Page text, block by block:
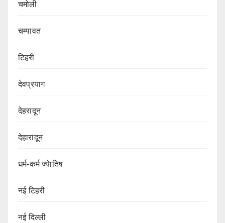
चमोली
चम्पावत
टिहरी
देवप्रयाग
देहरादून
देहारादून
धर्म-कर्म ज्येातिष
नई टिहरी
नई दिल्ली